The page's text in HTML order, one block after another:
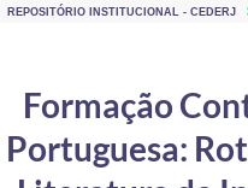
Ministério do Turismo
Controladoria-Geral da União
Ministério da Mulher, da Família e dos
REPOSITÓRIO INSTITUCIONAL - CEDERJ
Formação
Portuguesa: